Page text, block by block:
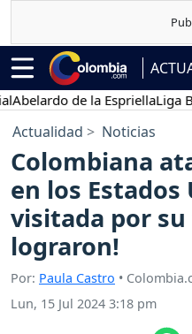
de la EspriellaLiga
Actualidad Noticias
Colombiana
en los
visitada por su
lograron!
Por: Paula Castro •
Lun, 15 Jul 2024 3:18 pm